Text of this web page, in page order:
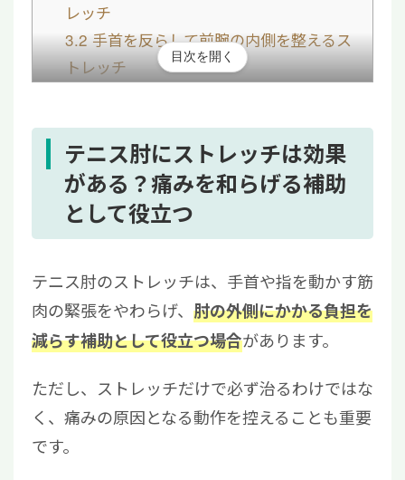
レッチ
3.2手首を反らして前腕の内側を整えるス
トレッチ
ストレッチを行うタイミングと回数の目安
5 テニス肘のストレッチで避けたいNG行動
ストレッチだけでテニス肘が改善しないとき
の対処法
8まとめ｜痛みを見ながら無理なく続けよう
目次を開く
テニス肘にストレッチは効果
がある？痛みを和らげる補助
として役立つ
テニス肘のストレッチは、手首や指を動かす筋
肉の緊張をやわらげ、 肘の外側にかかる負担を
減らす補助として役立つ場合があります。
ただし、ストレッチだけで必ず治るわけではな
く、痛みの原因となる動作を控えることも重要
です。